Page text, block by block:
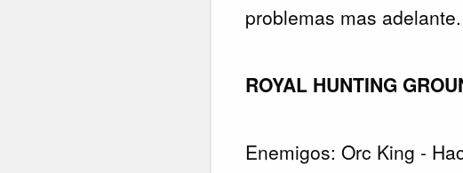
problemas mas adelante.
ROYAL HUNTING
Enemigos: Orc King -